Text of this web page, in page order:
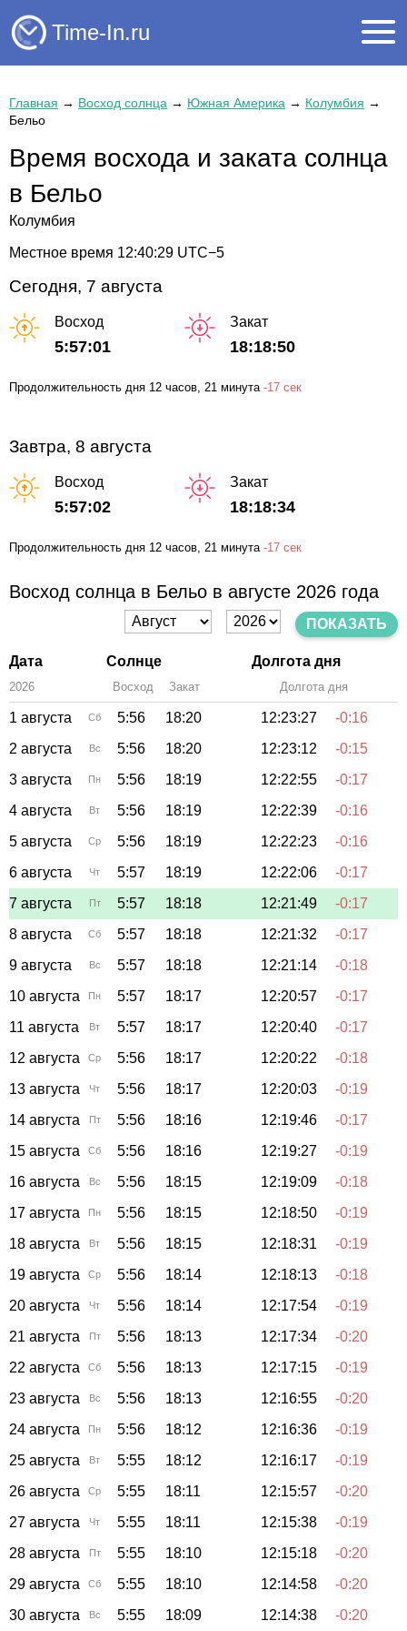
Time-In.ru
Главная → Восход солнца → Южная Америка → Колумбия →
Бельо
Время восхода и заката солнца
в Бельо
Колумбия
Местное время 12:40:29 UTC−5
Сегодня, 7 августа
Восход
5:57:01
Закат
18:18:50
Продолжительность дня 12 часов , 21 минута -17 сек
Завтра, 8 августа
Восход
5:57:02
Закат
18:18:34
Продолжительность дня 12 часов, 21 минута-17 сек
Восход солнца в Бельо в августе 2026 года
ПОКАЗАТЬ
Дата Солнце Долгота дня
2026 Восход Закат Долгота дня
1 августа Сб 5:56 18:20 12:23:27
-0:16
2 августа
Вс 5:56 18:20 12:23:12
-0:15
3 августа
Пн 5:56 18:19 12:22:55
-0:17
4 августа
Вт 5:56 18:19 12:22:39
-0:16
5 августа
Ср 5:56 18:19 12:22:23
-0:16
6 августа
Чт 5:57 18:19 12:22:06
-0:17
7 августа
Пт 5:57 18:18 12:21:49
-0:17
8 августа
Сб 5:57 18:18 12:21:32
-0:17
9 августа
Вс 5:57 18:18 12:21:14
-0:18
10 августа
Пн 5:57 18:17 12:20:57
-0:17
11 августа
Вт 5:57 18:17 12:20:40
-0:17
12 августа
Ср 5:56 18:17 12:20:22
-0:18
13 августа
Чт 5:56 18:17 12:20:03
-0:19
14 августа
Пт 5:56 18:16 12:19:46
-0:17
15 августа
Сб 5:56 18:16 12:19:27
-0:19
16 августа
Вс 5:56 18:15 12:19:09
-0:18
17 августа
Пн 5:56 18:15 12:18:50
-0:19
18 августа
Вт 5:56 18:15 12:18:31
-0:19
19 августа
Ср 5:56 18:14 12:18:13
-0:18
20 августа
Чт 5:56 18:14 12:17:54
-0:19
21 августа
Пт 5:56 18:13 12:17:34
-0:20
22 августа
Сб 5:56 18:13 12:17:15
-0:19
23 августа
Вс 5:56 18:13 12:16:55
-0:20
24 августа
Пн 5:56 18:12 12:16:36
-0:19
25 августа
Вт 5:55 18:12 12:16:17
-0:19
26 августа
Ср 5:55 18:11 12:15:57
-0:20
27 августа
Чт 5:55 18:11 12:15:38
-0:19
28 августа
Пт 5:55 18:10 12:15:18
-0:20
29 августа
Сб 5:55 18:10 12:14:58
-0:20
30 августа
Вс 5:55 18:09 12:14:38 -0:20